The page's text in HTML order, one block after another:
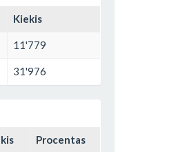
Kiekis
11'779
31'976
Procentas